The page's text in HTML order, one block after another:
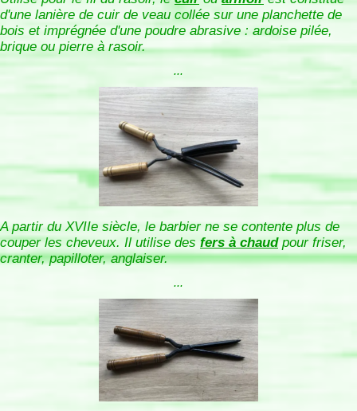
d'une lanière de cuir de veau collée sur une planchette de
bois et imprégnée d'une poudre abrasive : ardoise pilée,
brique ou pierre à rasoir.
...
A partir du XVIIe siècle, le barbier ne se contente plus de
couper les cheveux. Il utilise des fers à chaudpour friser,
cranter, papilloter, anglaiser.
...